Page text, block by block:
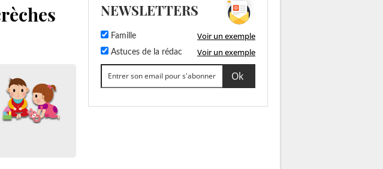
NEWSLETTERS
Famille Voir un exemple
Astuces de la rédac Voir un exemple